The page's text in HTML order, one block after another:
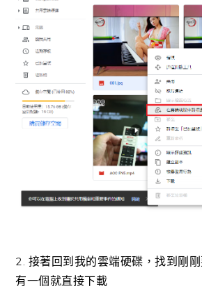
2. 接著回到我的雲端硬碟，找到剛
有一個就直接下載